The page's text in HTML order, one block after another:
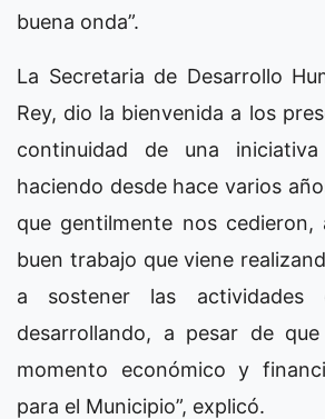
buena onda”.
La Secretaria de Desarrollo
Rey, dio la bienvenida a los
continuidad de una
haciendo desde hace varios
que gentilmente nos
buen trabajo que viene
a sostener las actividades
desarrollando, a pesar de
momento económico y
para el Municipio”, explicó.